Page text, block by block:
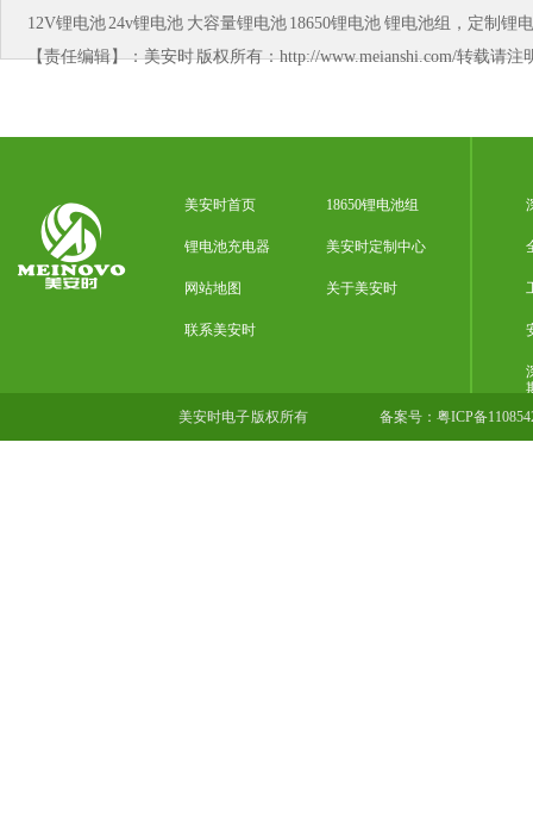
12V锂电池24v锂电池 大容量锂电池 18650锂电池 锂电池组，定制锂
【责任编辑】：美安时版权所有：http://www.meianshi.com/转载请注
美安时首页 18650锂电池组
锂电池充电器 美安时定制中心
网站地图 关于美安时
联系美安时
美安时电子 版权所有
备案号：粤ICP备